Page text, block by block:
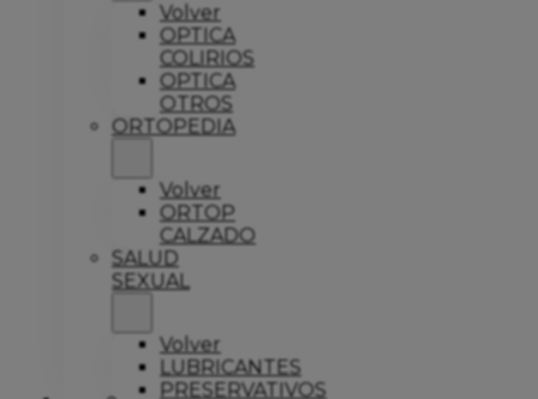
Volver
OPTICA
COLIRIOS
OPTICA
OTROS
ORTOPEDIA
Volver
ORTOP
CALZADO
SALUD
SEXUAL
Volver
LUBRICANTES
PRESERVATIVOS